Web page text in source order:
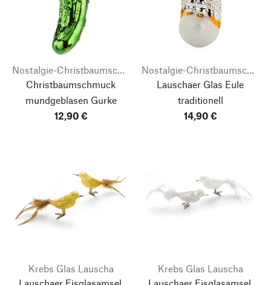
Nostalgie-Christbaumschmuck
Christbaumschmuck
mundgeblasen Gurke
12,90 €
Nostalgie-Christbaumschmuck
Lauschaer Glas Eule
traditionell
14,90 €
Krebs Glas Lauscha
Krebs Glas Lauscha